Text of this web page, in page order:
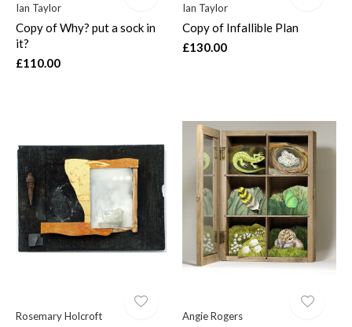
Ian Taylor
Copy of Why? put a sock in
it?
£110.00
Ian Taylor
Copy of Infallible Plan
£130.00
Rosemary Holcroft Angie Rogers